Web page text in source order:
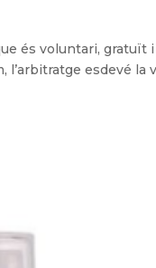
és voluntari, gratuït i
l’arbitratge esdevé la